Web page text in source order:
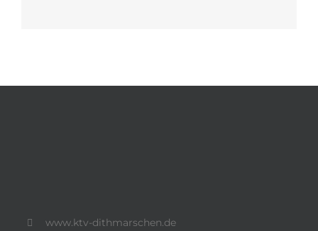
www.ktv-dithmarschen.de